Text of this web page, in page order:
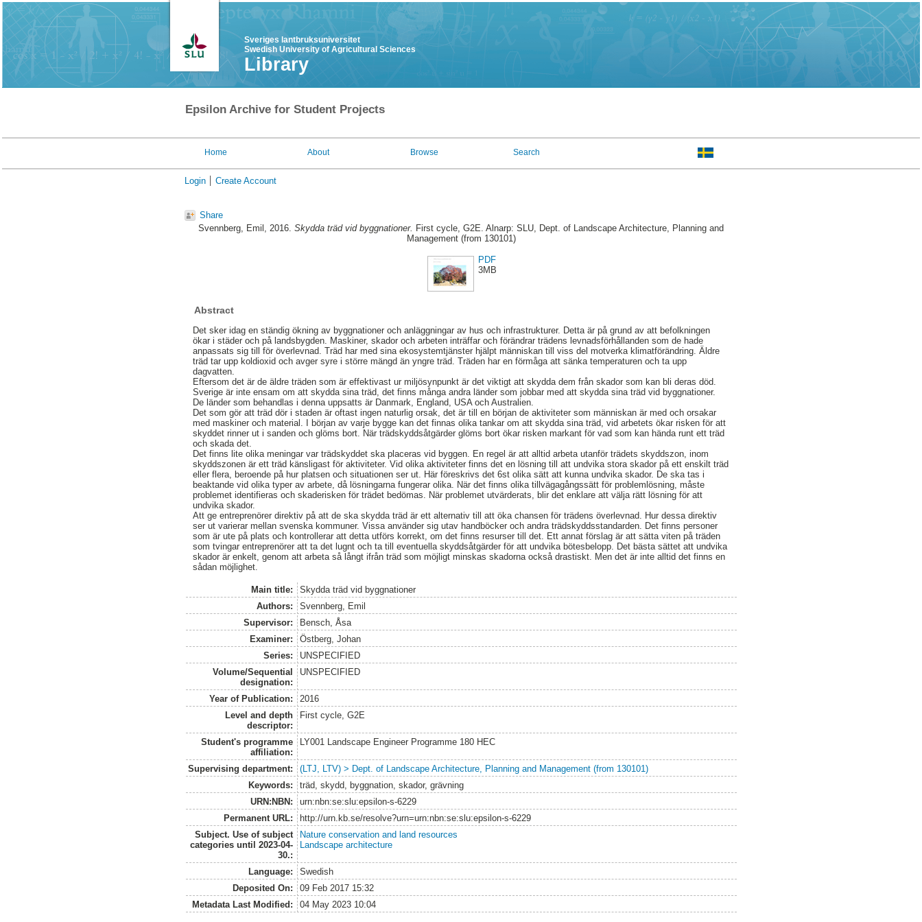
Sveriges lantbruksuniversitet
Swedish University of Agricultural Sciences
Library
Epsilon Archive for Student Projects
Home About Browse Search
Login Create Account
Share
Svennberg, Emil , 2016. Skydda träd vid byggnationer. First cycle, G2E. Alnarp: SLU, Dept. of Landscape Architecture, Planning and
Management (from 130101)
PDF
3MB
Abstract
Det sker idag en ständig ökning av byggnationer och anläggningar av hus och infrastrukturer. Detta är på grund av att befolkningen
ökar i städer och på landsbygden. Maskiner, skador och arbeten inträffar och förändrar trädens levnadsförhållanden som de hade
anpassats sig till för överlevnad. Träd har med sina ekosystemtjänster hjälpt människan till viss del motverka klimatförändring. Äldre
träd tar upp koldioxid och avger syre i större mängd än yngre träd. Träden har en förmåga att sänka temperaturen och ta upp
dagvatten.
Eftersom det är de äldre träden som är effektivast ur miljösynpunkt är det viktigt att skydda dem från skador som kan bli deras död.
Sverige är inte ensam om att skydda sina träd, det finns många andra länder som jobbar med att skydda sina träd vid byggnationer.
De länder som behandlas i denna uppsatts är Danmark, England, USA och Australien.
Det som gör att träd dör i staden är oftast ingen naturlig orsak, det är till en början de aktiviteter som människan är med och orsakar
med maskiner och material. I början av varje bygge kan det finnas olika tankar om att skydda sina träd, vid arbetets ökar risken för att
skyddet rinner ut i sanden och glöms bort. När trädskyddsåtgärder glöms bort ökar risken markant för vad som kan hända runt ett träd
och skada det.
Det finns lite olika meningar var trädskyddet ska placeras vid byggen. En regel är att alltid arbeta utanför trädets skyddszon, inom
skyddszonen är ett träd känsligast för aktiviteter. Vid olika aktiviteter finns det en lösning till att undvika stora skador på ett enskilt träd
eller flera, beroende på hur platsen och situationen ser ut. Här föreskrivs det 6st olika sätt att kunna undvika skador. De ska tas i
beaktande vid olika typer av arbete, då lösningarna fungerar olika. När det finns olika tillvägagångssätt för problemlösning, måste
problemet identifieras och skaderisken för trädet bedömas. När problemet utvärderats, blir det enklare att välja rätt lösning för att
undvika skador.
Att ge entreprenörer direktiv på att de ska skydda träd är ett alternativ till att öka chansen för trädens överlevnad. Hur dessa direktiv
ser ut varierar mellan svenska kommuner. Vissa använder sig utav handböcker och andra trädskyddsstandarden. Det finns personer
som är ute på plats och kontrollerar att detta utförs korrekt, om det finns resurser till det. Ett annat förslag är att sätta viten på träden
som tvingar entreprenörer att ta det lugnt och ta till eventuella skyddsåtgärder för att undvika bötesbelopp. Det bästa sättet att undvika
skador är enkelt, genom att arbeta så långt ifrån träd som möjligt minskas skadorna också drastiskt. Men det är inte alltid det finns en
sådan möjlighet.
Main title:
Skydda träd vid byggnationer
Authors:
Svennberg, Emil
Supervisor:
Bensch, Åsa
Examiner:
Östberg, Johan
Series:
UNSPECIFIED
Volume/Sequential
designation:
UNSPECIFIED
Year of Publication:
2016
Level and depth
descriptor:
First cycle, G2E
Student's programme
affiliation:
LY001 Landscape Engineer Programme 180 HEC
Supervising department:
(LTJ, LTV) > Dept. of Landscape Architecture, Planning and Management (from 130101)
Keywords:
träd, skydd, byggnation, skador, grävning
URN:NBN:
urn:nbn:se:slu:epsilon-s-6229
Permanent URL:
http://urn.kb.se/resolve?urn=urn:nbn:se:slu:epsilon-s-6229
Subject. Use of subject
categories until 2023-04-
30.:
Nature conservation and land resources
Landscape architecture
Language:
Swedish
Deposited On:
09 Feb 2017 15:32
Metadata Last Modified:
04 May 2023 10:04